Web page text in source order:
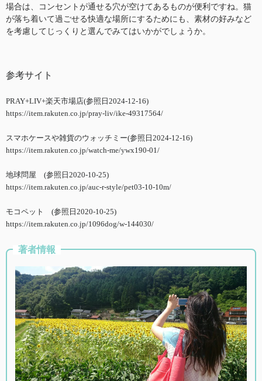
場合は、コンセントが通せる穴が空けてあるものが便利ですね。猫
が落ち着いて過ごせる快適な場所にするためにも、素材の好みなど
を考慮してじっくりと選んでみてはいかがでしょうか。
参考サイト
PRAY+LIV+楽天市場店(参照日2024-12-16)
https://item.rakuten.co.jp/pray-liv/ike-49317564/
スマホケースや雑貨のウォッチミー(参照日2024-12-16)
https://item.rakuten.co.jp/watch-me/ywx190-01/
地球問屋 (参照日2020-10-25)
https://item.rakuten.co.jp/auc-r-style/pet03-10-10m/
モコペット (参照日2020-10-25)
https://item.rakuten.co.jp/1096dog/w-144030/
著者情報